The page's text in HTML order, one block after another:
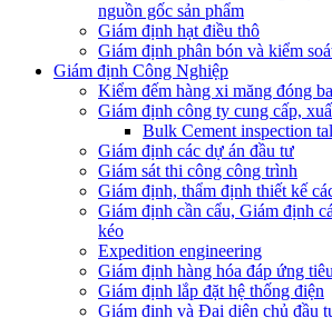
nguồn gốc sản phẩm
Giám định hạt điều thô
Giám định phân bón và kiểm
Giám định Công Nghiệp
Kiểm đếm hàng xi măng đóng
Giám định công ty cung cấp,
Bulk Cement inspection
Giám định các dự án đầu tư
Giám sát thi công công trình
Giám định, thẩm định thiết kế
Giám định cần cẩu, Giám định
kéo
Expedition engineering
Giám định hàng hóa đáp ứng
Giám định lắp đặt hệ thống điện
Giám định và Đại diện chủ đầu